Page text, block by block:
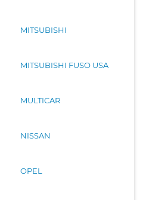
MITSUBISHI
MITSUBISHI FUSO USA
MULTICAR
NISSAN
OPEL